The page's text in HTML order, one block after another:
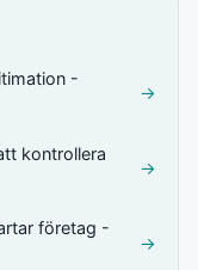
-
→
kontrollera
→
företag -
→